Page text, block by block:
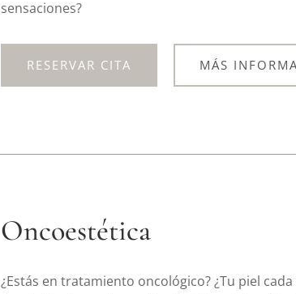
sensaciones?
RESERVAR CITA MÁS
Oncoestética
¿Estás en tratamiento oncológico? ¿Tu piel